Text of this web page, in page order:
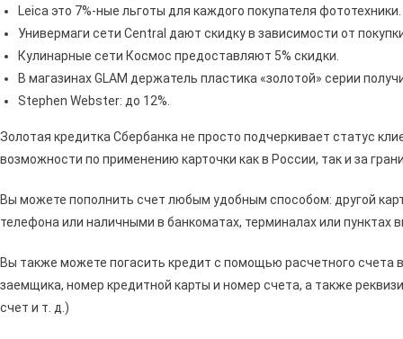
Leica это 7%-ные льготы для каждого покупателя фототехники.
Универмаги сети Central дают скидку в зависимости от
Кулинарные сети Космос предоставляют 5% скидки.
В магазинах GLAM держатель пластика «золотой» серии
Stephen Webster: до 12%.
Золотая кредитка Сбербанка не просто подчеркивает статус
возможности по применению карточки как в России, так и за
Вы можете пополнить счет любым удобным способом: другой
телефона или наличными в банкоматах, терминалах или пунктах
Вы также можете погасить кредит с помощью расчетного
заемщика, номер кредитной карты и номер счета, а также
счет и т. д.)